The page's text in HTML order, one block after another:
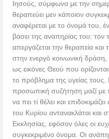
Ιησούς, σύμφωνα με την
θεραπεύει μεν κάποιον
αναφέρεται με το όνομά του,
βάσει της αναπηρίας του:
απεργάζεται την θεραπεία
στην ενεργὸ κοινωνική δράση,
ως εικόνες Θεού που
το πρόβλημα της υγείας τους.
προσωπική συζήτηση μαζί με
να πει τί θέλει και
του Κυρίου αντανακλάται και
Εκκλησίας, εφόσον όλες οι
συγκεκριμένο όνομα. Οι